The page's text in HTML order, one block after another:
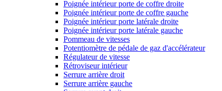
Poignée intérieur porte de coffre droite
Poignée intérieur porte de coffre gauche
Poignée intérieur porte latérale droite
Poignée intérieur porte latérale gauche
Pommeau de vitesses
Potentiomètre de pédale de gaz d'accélérateur
Régulateur de vitesse
Rétroviseur intérieur
Serrure arrière droit
Serrure arrière gauche